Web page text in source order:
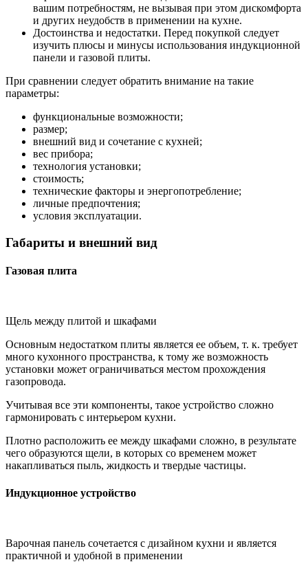
вашим потребностям, не вызывая при этом дискомфорта
и других неудобств в применении на кухне.
Достоинства и недостатки. Перед покупкой следует
изучить плюсы и минусы использования индукционной
панели и газовой плиты.
При сравнении следует обратить внимание на такие
параметры:
функциональные возможности;
размер;
внешний вид и сочетание с кухней;
вес прибора;
технология установки;
стоимость;
технические факторы и энергопотребление;
личные предпочтения;
условия эксплуатации.
Габариты и внешний вид
Газовая плита
Щель между плитой и шкафами
Основным недостатком плиты является ее объем, т. к. требует
много кухонного пространства, к тому же возможность
установки может ограничиваться местом прохождения
газопровода.
Учитывая все эти компоненты, такое устройство сложно
гармонировать с интерьером кухни.
Плотно расположить ее между шкафами сложно, в результате
чего образуются щели, в которых со временем может
накапливаться пыль, жидкость и твердые частицы.
Индукционное устройство
Варочная панель сочетается с дизайном кухни и является
практичной и удобной в применении